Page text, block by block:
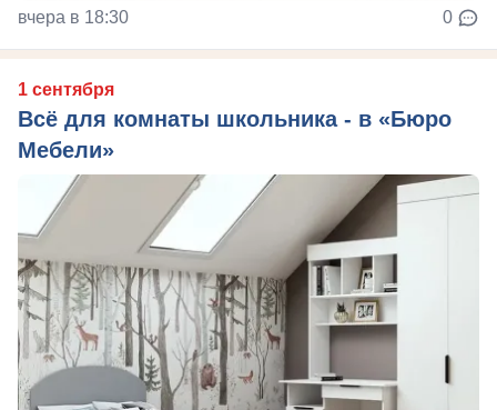
вчера в 18:30 0
1 сентября
Всё для комнаты школьника - в «Бюро
Мебели»